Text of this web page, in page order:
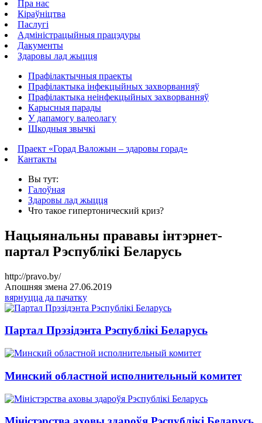
Пра нас
Кіраўніцтва
Паслугi
Адміністрацыйныя працэдуры
Дакументы
Здаровы лад жыцця
Прафілактычныя праекты
Прафілактыка інфекцыйных захворванняў
Прафілактыка неінфекцыйных захворванняў
Карысныя парады
У дапамогу валеолагу
Шкодныя звычкі
Праект «Горад Валожын – здаровы горад»
Кантакты
Вы тут:
Галоўная
Здаровы лад жыцця
Что такое гипертонический криз?
Нацыянальны прававы інтэрнет-
партал Рэспублікі Беларусь
http://pravo.by/
Апошняя змена 27.06.2019
вярнуцца да пачатку
Партал Прэзідэнта Рэспублікі Беларусь
Минский областной исполнительный комитет